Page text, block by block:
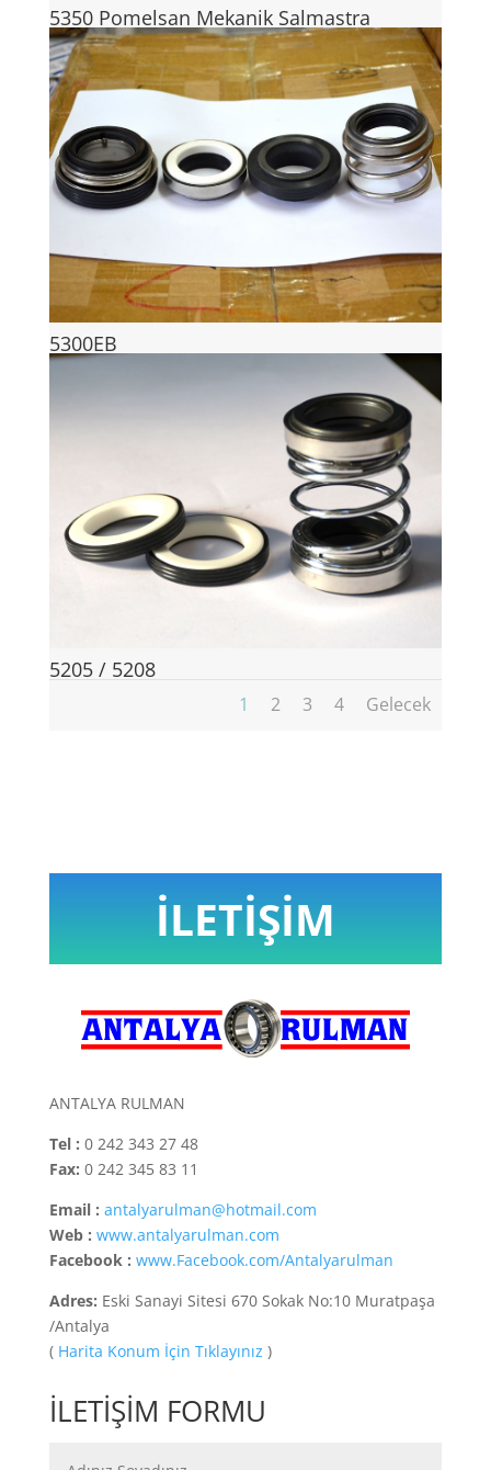
5350 Pomelsan Mekanik Salmastra
5300EB
5205 / 5208
1 2 3 4 Gelecek
İLETİŞİM
ANTALYA RULMAN
Tel : 0 242 343 27 48
Fax: 0 242 345 83 11
Email : antalyarulman@hotmail.com
Web : www.antalyarulman.com
Facebook : www.Facebook.com/Antalyarulman
Adres: Eski Sanayi Sitesi 670 Sokak No:10 Muratpaşa
/Antalya
( Harita Konum İçin Tıklayınız )
İLETİŞİM FORMU